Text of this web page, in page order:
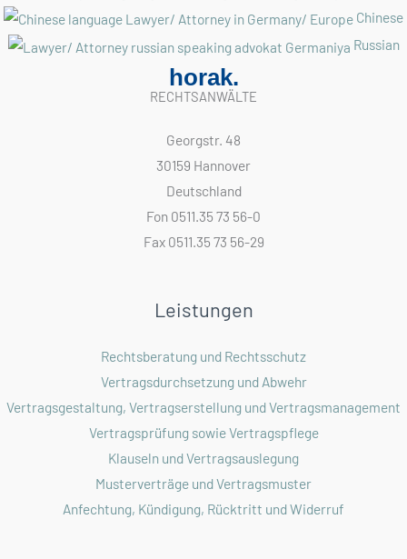
Chinese
Russian
horak.
RECHTSANWÄLTE
Georgstr. 48
30159 Hannover
Deutschland
Fon 0511.35 73 56-0
Fax 0511.35 73 56-29
Leistungen
Rechtsberatung und Rechtsschutz
Vertragsdurchsetzung und Abwehr
Vertragsgestaltung, Vertragserstellung und Vertragsmanagement
Vertragsprüfung sowie Vertragspflege
Klauseln und Vertragsauslegung
Musterverträge und Vertragsmuster
Anfechtung, Kündigung, Rücktritt und Widerruf